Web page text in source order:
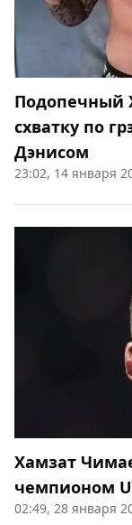
Подопечный
схватку по
Дэнисом
23:02, 14 января
Хамзат
чемпионом
02:49, 28 января